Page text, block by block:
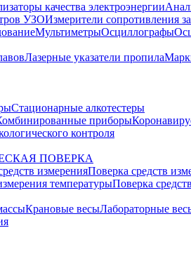
качества электроэнергии
УЗОИзмерители сопротивления
МультиметрыОсциллографы
Лазерные указатели пропила
Стационарные алкотестеры
приборы
контроля
ПОВЕРКА
измеренияПоверка средств
температурыПоверка
Крановые весыЛабораторные